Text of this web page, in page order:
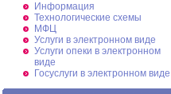
Информация
Технологические схемы
МФЦ
Услуги в электронном виде
Услуги опеки в электронном
виде
Госуслуги в электронном виде